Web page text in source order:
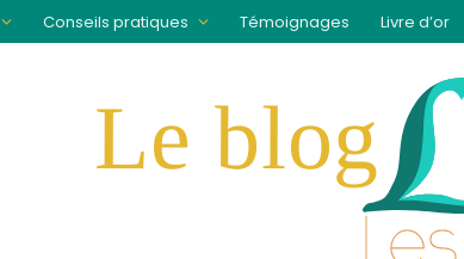
Conseils pratiques Témoignages Livre d’or